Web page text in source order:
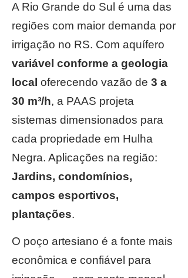
A Rio Grande do Sul é uma das
regiões com maior demanda por
irrigação no RS. Com aquífero
variável conforme a geologia
local oferecendo vazão de 3 a
30 m³/h, a PAAS projeta
sistemas dimensionados para
cada propriedade em Hulha
Negra. Aplicações na região:
Jardins, condomínios,
campos esportivos,
plantações.
O poço artesiano é a fonte mais
econômica e confiável para